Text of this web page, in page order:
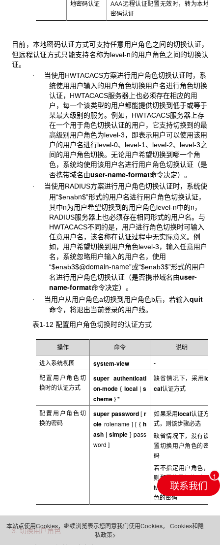
地密码认证
AAA远程认证配置无效时，转为本地
密码认证
目前，本地密码认证方式可支持任意用户角色之间的切换认证，
但远程认证方式只能支持名称为level-n的用户角色之间的切换认
证。
· 当使用HWTACACS方案进行用户角色切换认证时，系
统使用用户输入的用户角色切换用户名进行角色切换
认证，HWTACACS服务器上也必须存在相应的用
户，每一个该类型的用户都能提供切换到低于或等于
某最大级别的服务。例如，HWTACACS服务器上存
在一个用于角色切换认证的用户，它支持切换到的最
高级别用户角色为level-3，即表示用户可以使用该用
户的用户名进行level-0、level-1、level-2、level-3之
间的用户角色切换。无论用户希望切换到哪一个角
色，系统均使用该用户名进行用户角色切换认证（是
否携带域名由user-name-format命令决定）。
· 当使用RADIUS方案进行用户角色切换认证时，系统使
用“$enabn$”形式的用户名进行用户角色切换认证，
其中n为用户希望切换到的用户角色level-n中的n，
RADIUS服务器上也必须存在相同形式的用户名。与
HWTACACS不同的是，用户进行角色切换时可输入
任意用户名，该名称在认证过程中无实际意义。例
如，用户希望切换到用户角色level-3，输入任意用户
名，系统忽略用户输入的用户名，使用
“$enab3$@domain-name”或“$enab3$”形式的用户
名进行用户角色切换认证（是否携带域名由user-
name-format命令决定）。
· 当用户从用户角色a切换到用户角色b后，若输入quit
命令，将退出当前登录的用户线。
表1-12 配置用户角色切换时的认证方式
操作 命令 说明
进入系统视图 system-view -
配置用户角色切
换时的认证方式
super authenticati
on-mode{ local | s
cheme } *
缺省情况下，采用 lo
cal认证方式
配置用户角色切
换的密码
super password[ r
ole rolename ] [ { h
ash | simple} pass
word]
如果采用local认证方
式，则该步骤必选
缺省情况下，没有设
置切换用户角色的密
码
若不指定用户角色，
则配置的是切换到ne
twork-admin用户角
色的密码
3. 切换用户角色
联系我们
本站点使用Cookies，继续浏览表示您同意我们使用Cookies。 Cookies和隐
私政策>